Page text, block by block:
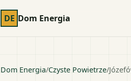
DE Dom Energia
Dom Energia/Czyste Powietrze/